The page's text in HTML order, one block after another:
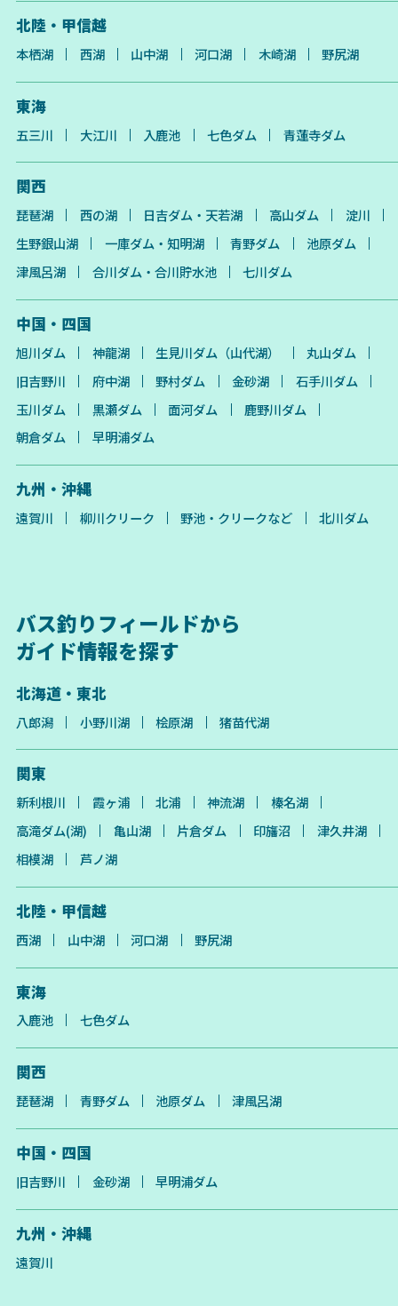
北陸・甲信越
本栖湖 西湖 山中湖 河口湖 木崎湖 野尻湖
東海
五三川 大江川 入鹿池 七色ダム 青蓮寺ダム
関西
琵琶湖 西の湖 日吉ダム・天若湖 高山ダム
淀川
生野銀山湖
一庫ダム・知明湖 青野ダム
池原ダム
津風呂湖
合川ダム・合川貯水池 七川ダム
中国・四国
旭川ダム 神龍湖 生見川ダム（山代湖）
丸山ダム
旧吉野川
府中湖 野村ダム 金砂湖
石手川ダム
玉川ダム
黒瀬ダム 面河ダム
鹿野川ダム
朝倉ダム
早明浦ダム
九州・沖縄
遠賀川 柳川クリーク 野池・クリークなど 北川ダム
バス釣りフィールドから
ガイド情報を探す
北海道・東北
八郎潟 小野川湖 桧原湖 猪苗代湖
関東
新利根川 霞ヶ浦 北浦 神流湖
榛名湖
高滝ダム(湖)
亀山湖 片倉ダム 印旛沼
津久井湖
相模湖
芦ノ湖
北陸・甲信越
西湖 山中湖 河口湖 野尻湖
東海
入鹿池 七色ダム
関西
琵琶湖 青野ダム 池原ダム 津風呂湖
中国・四国
旧吉野川 金砂湖 早明浦ダム
九州・沖縄
遠賀川